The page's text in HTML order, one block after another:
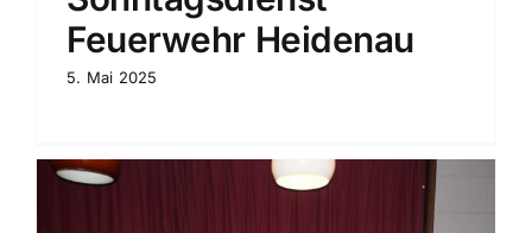
Feuerwehr Heidenau
5. Mai 2025